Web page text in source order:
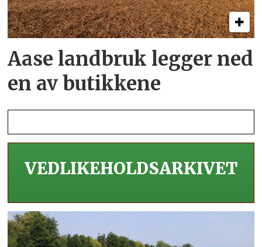
Aase landbruk legger ned
en av butikkene
VEDLIKEHOLDS­ARKIVET